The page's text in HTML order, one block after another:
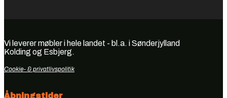
Vi leverer møbler i hele landet - bl.a. i Sønderjylland
Kolding og Esbjerg.
Cookie- & privatlivspolitik
Åbningstider